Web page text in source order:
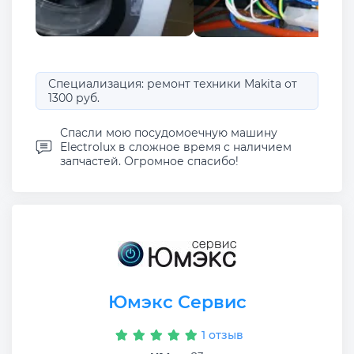
Специализация: ремонт техники Makita от
1300 руб.
Спасли мою посудомоечную машину
Electrolux в сложное время с наличием
запчастей. Огромное спасибо!
Юмэкс Сервис
1 отзыв